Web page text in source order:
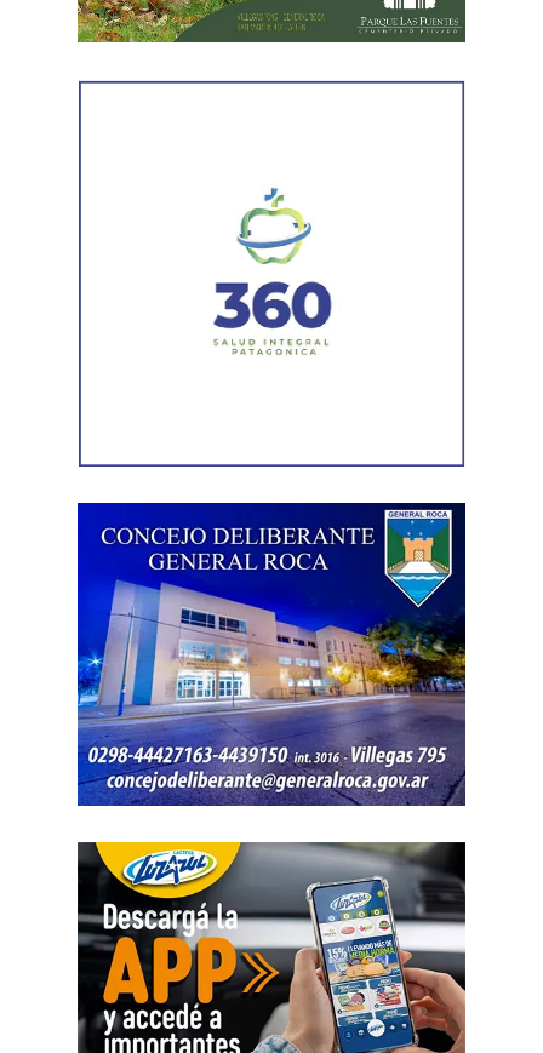
desde otra perspectiva. Expresó que quería intentar
perdido y brindarse mutuamente una oportunidad antes
la magistrada explicó que el
desistimiento es una forma de poner fin
anticipadamente a un proceso judicial cuando una de
las partes decide no continuar con la acción.
Agregó que el Código Procesal Civil y Comercial autoriza
esa posibilidad siempre que, si la demanda ya fue
concretado, la jueza entendió que estaban cumplidos
todos los requisitos legales para admitir el desistimiento y
declarar extinguido el proceso.
«En virtud de ello entiendo que se encuentran
configurados los recaudos previstos en el artículo 278,
para que opere el desistimiento del proceso por voluntad
de la parte», explicó. Además, se estableció que las
actuaciones permanezcan archivadas en formato digital,
conforme a la normativa vigente del Poder Judicial de Río
Negro.